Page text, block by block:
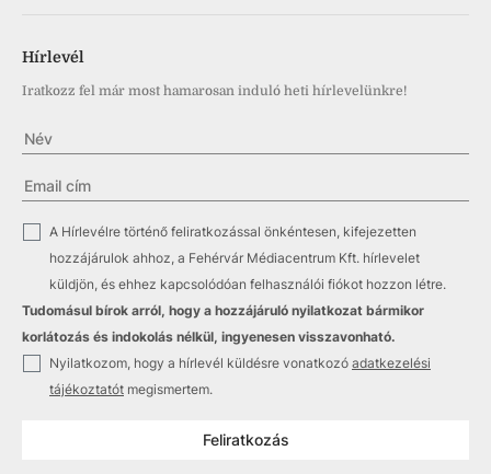
Hírlevél
Iratkozz fel már most hamarosan induló heti hírlevelünkre!
✓
A Hírlevélre történő feliratkozással önkéntesen, kifejezetten
hozzájárulok ahhoz, a Fehérvár Médiacentrum Kft. hírlevelet
küldjön, és ehhez kapcsolódóan felhasználói fiókot hozzon létre.
Tudomásul bírok arról, hogy a hozzájáruló nyilatkozat bármikor
korlátozás és indokolás nélkül, ingyenesen visszavonható.
✓ Nyilatkozom, hogy a hírlevél küldésre vonatkozó adatkezelési
tájékoztatót megismertem.
Feliratkozás